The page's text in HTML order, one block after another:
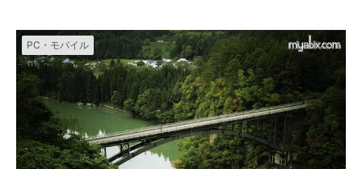
PC・モバイル